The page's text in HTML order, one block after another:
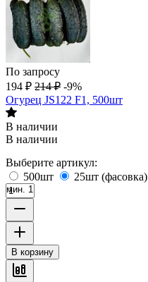
По запросу
194 ₽ 214 ₽ -9%
Огурец JS122 F1, 500шт
В наличии
В наличии
Выберите артикул:
500шт
25шт (фасовка)
мин. 1
В корзину